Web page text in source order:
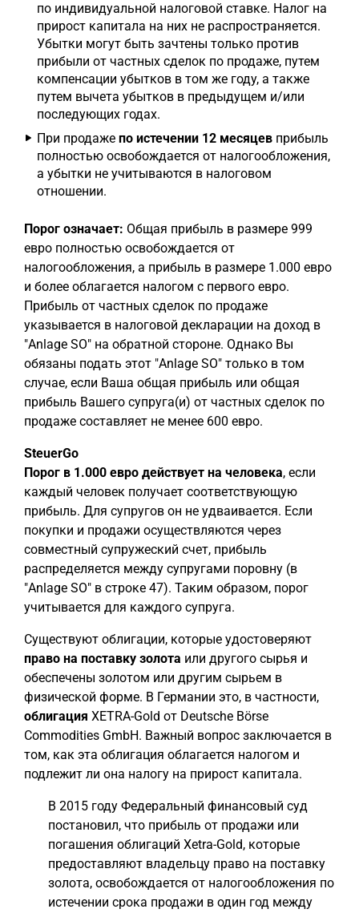
по индивидуальной налоговой ставке. Налог на
прирост капитала на них не распространяется.
Убытки могут быть зачтены только против
прибыли от частных сделок по продаже, путем
компенсации убытков в том же году, а также
путем вычета убытков в предыдущем и/или
последующих годах.
При продаже по истечении 12 месяцев прибыль
полностью освобождается от налогообложения,
а убытки не учитываются в налоговом
отношении.
Порог означает: Общая прибыль в размере 999
евро полностью освобождается от
налогообложения, а прибыль в размере 1.000 евро
и более облагается налогом с первого евро.
Прибыль от частных сделок по продаже
указывается в налоговой декларации на доход в
"Anlage SO" на обратной стороне. Однако Вы
обязаны подать этот "Anlage SO" только в том
случае, если Ваша общая прибыль или общая
прибыль Вашего супруга(и) от частных сделок по
продаже составляет не менее 600 евро.
SteuerGo
Порог в 1.000 евро действует на человека, если
каждый человек получает соответствующую
прибыль. Для супругов он не удваивается. Если
покупки и продажи осуществляются через
совместный супружеский счет, прибыль
распределяется между супругами поровну (в
"Anlage SO" в строке 47). Таким образом, порог
учитывается для каждого супруга.
Существуют облигации, которые удостоверяют
право на поставку золота или другого сырья и
обеспечены золотом или другим сырьем в
физической форме. В Германии это, в частности,
облигация XETRA-Gold от Deutsche Börse
Commodities GmbH. Важный вопрос заключается в
том, как эта облигация облагается налогом и
подлежит ли она налогу на прирост капитала.
В 2015 году Федеральный финансовый суд
постановил, что прибыль от продажи или
погашения облигаций Xetra-Gold, которые
предоставляют владельцу право на поставку
золота, освобождается от налогообложения по
истечении срока продажи в один год между